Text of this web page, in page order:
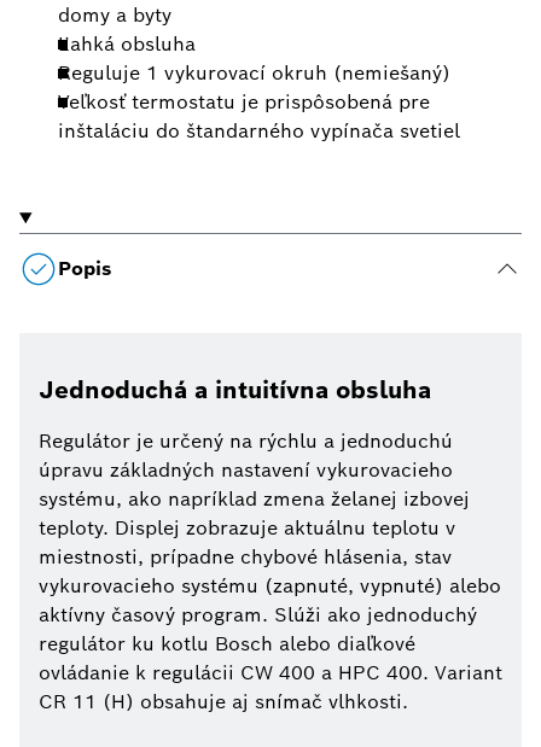
domy a byty
Ľahká obsluha
Reguluje 1 vykurovací okruh (nemiešaný)
Veľkosť termostatu je prispôsobená pre
inštaláciu do štandarného vypínača svetiel
Popis
Jednoduchá a intuitívna obsluha
Regulátor je určený na rýchlu a jednoduchú
úpravu základných nastavení vykurovacieho
systému, ako napríklad zmena želanej izbovej
teploty. Displej zobrazuje aktuálnu teplotu v
miestnosti, prípadne chybové hlásenia, stav
vykurovacieho systému (zapnuté, vypnuté) alebo
aktívny časový program. Slúži ako jednoduchý
regulátor ku kotlu Bosch alebo diaľkové
ovládanie k regulácii CW 400 a HPC 400. Variant
CR 11 (H) obsahuje aj snímač vlhkosti.